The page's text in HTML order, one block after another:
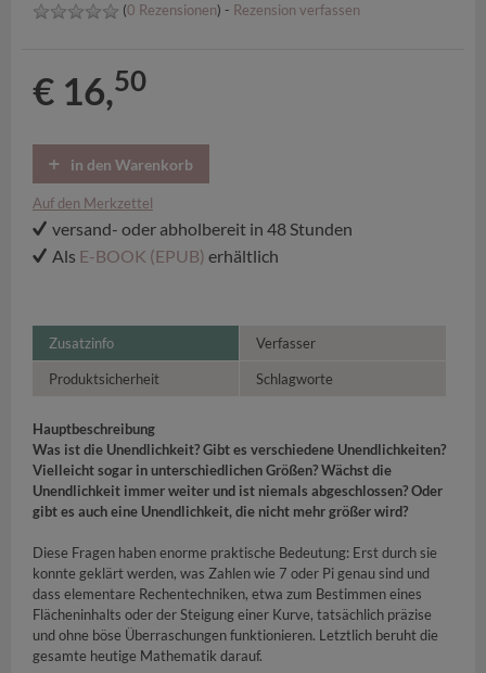
(0 Rezensionen) - Rezension verfassen
€ 16,50
in den Warenkorb
Auf den Merkzettel
versand- oder abholbereit in 48 Stunden
Als E-BOOK (EPUB) erhältlich
Zusatzinfo Verfasser
Produktsicherheit Schlagworte
Hauptbeschreibung
Was ist die Unendlichkeit? Gibt es verschiedene Unendlichkeiten?
Vielleicht sogar in unterschiedlichen Größen? Wächst die
Unendlichkeit immer weiter und ist niemals abgeschlossen? Oder
gibt es auch eine Unendlichkeit, die nicht mehr größer wird?
Diese Fragen haben enorme praktische Bedeutung: Erst durch sie
konnte geklärt werden, was Zahlen wie 7 oder Pi genau sind und
dass elementare Rechentechniken, etwa zum Bestimmen eines
Flächeninhalts oder der Steigung einer Kurve, tatsächlich präzise
und ohne böse Überraschungen funktionieren. Letztlich beruht die
gesamte heutige Mathematik darauf.